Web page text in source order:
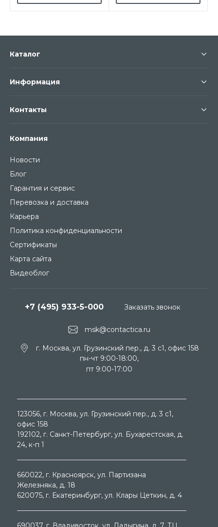
Компания
Новости
Блог
Гарантия и сервис
Перевозка и доставка
Карьера
Политика конфиденциальности
Сертификаты
Карта сайта
Видеоблог
Каталог
Информация
Контакты
msk@contactica.ru
+7 (495) 933-5-000
г. Москва, ул. Грузинский пер., д. 3 c1, офис 158
пн-чт 9:00-18:00,
пт 9:00-17:00
Заказать звонок
123056, г. Москва, ул. Грузинский пер., д. 3 c1,
офис 158
192102, г. Санкт-Петербург, ул. Бухарестская, д.
24, к-п 1
660022, г. Красноярск, ул. Партизана
Железняка, д. 18
620075, г. Екатеринбург, ул. Клары Цеткин, д. 4